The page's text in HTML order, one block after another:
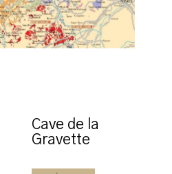
Cave de la
Gravette